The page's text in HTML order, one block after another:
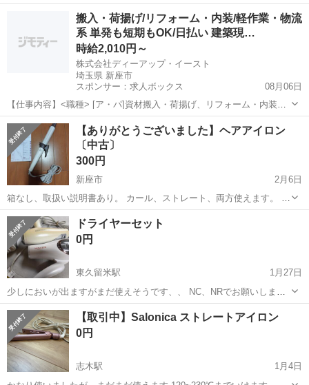
ル乾燥。 軽くて使いやすい、重さ約475 gの軽量モデル★2。 速乾ノズ
ルで長い髪・多い髪も、毛束をほぐして、 スピーディーに乾燥 ...
新座市 志木駅 美容家電 ヘアドライヤー
搬入・荷揚げ/リフォーム・内装/軽作業・物流
系 単発も短期もOK/日払い 建築現…
時給2,010円～
株式会社ディーアップ・イースト
埼玉県 新座市
スポンサー：求人ボックス
08月06日
【仕事内容】<職種> [ア・パ]資材搬入・荷揚げ、リフォーム・内装、
軽作業・物流その他 <雇用形態> アルバイト・パート <給与> [ア・パ]
時給2,010円～ 交通費:全額支給 交通費往復700円以上から支給 (自宅～
勤務地)...
アルバイト・パート
【ありがとうございました】ヘアアイロン
〔中古〕
300円
新座市
2月6日
箱なし、取扱い説明書あり。 カール、ストレート、両方使えます。 こ
ちらは車を所有しておりませんので、取りに来ていただける方にお譲
りしたいと思っています。
埼玉 新座市 美容家電 ヘアアイロン
ドライヤーセット
0円
東久留米駅
1月27日
少しにおいが出ますがまだ使えそうです、、 NC、NRでお願いしま
す。 #ドライヤー
埼玉 新座市 東久留米駅 ドライヤー
【取引中】Salonica ストレートアイロン
0円
志木駅
1月4日